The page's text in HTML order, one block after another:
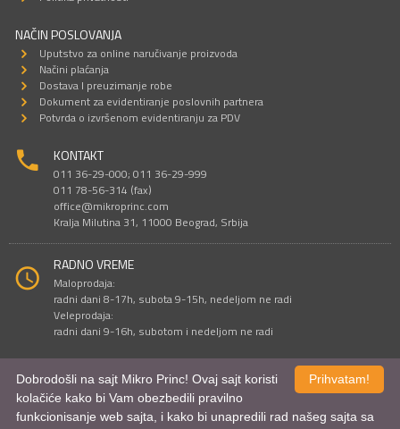
NAČIN POSLOVANJA
Uputstvo za online naručivanje proizvoda
Načini plaćanja
Dostava I preuzimanje robe
Dokument za evidentiranje poslovnih partnera
Potvrda o izvršenom evidentiranju za PDV
KONTAKT
011 36-29-000; 011 36-29-999
011 78-56-314 (fax)
office@mikroprinc.com
Kralja Milutina 31, 11000 Beograd, Srbija
RADNO VREME
Maloprodaja:
radni dani 8-17h, subota 9-15h, nedeljom ne radi
Veleprodaja:
radni dani 9-16h, subotom i nedeljom ne radi
Sve cene su iskazane u dinarima. PDV je uračunat u cenu.
© Mikro Princ 1999 - 2026. Sva prava su zadržana.
Kreirao*nbgcreator |Izdrada Internet prodavnice, Izrada sajtai mobilnih
Prihvatam!
Dobrodošli na sajt Mikro Princ! Ovaj sajt koristi
kolačiće kako bi Vam obezbedili pravilno
funkcionisanje web sajta, i kako bi unapredili rad našeg sajta sa